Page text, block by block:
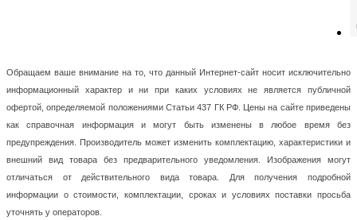
Обращаем ваше внимание на то, что данный Интернет-сайт носит исключительно
информационный характер и ни при каких условиях не является публичной
офертой, определяемой положениями Статьи 437 ГК РФ. Цены на сайте приведены
как справочная информация и могут быть изменены в любое время без
предупреждения. Производитель может изменить комплектацию, характеристики и
внешний вид товара без предварительного уведомления. Изображения могут
отличаться от действительного вида товара. Для получения подробной
информации о стоимости, комплектации, сроках и условиях поставки просьба
уточнять у операторов.